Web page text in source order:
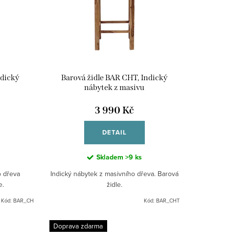
dřeva
Kód: BAR_CH
Barová židle BAR CHT, Indický
nábytek z masivu
3 990 Kč
DETAIL
Skladem >9 ks
Indický nábytek z masivního dřeva. Barová
židle.
Kód: BAR_CHT
Doprava zdarma